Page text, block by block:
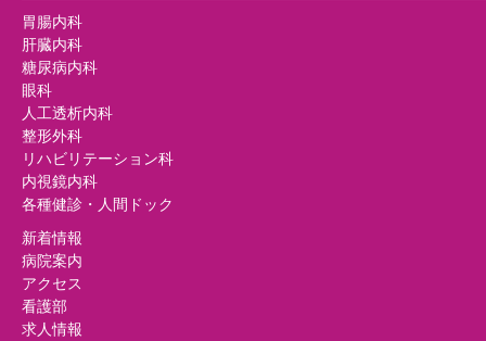
胃腸内科
肝臓内科
糖尿病内科
眼科
人工透析内科
整形外科
リハビリテーション科
内視鏡内科
各種健診・人間ドック
新着情報
病院案内
アクセス
看護部
求人情報